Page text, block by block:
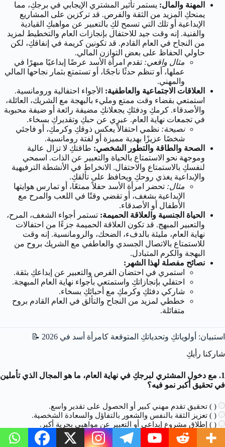
المهنة والمال: يستمر تأثير المشتري الإيجابي في برجكِ، مما
يمنحكِ المزيد من الثقة والفرص. قد تركزين على المشاريع
الإبداعية أو تلك التي تسمح لكِ بالتعبير عن مواهبكِ القيادية
والفنية. إنه وقت جيد للاحتفال بإنجازات العام والتخطيط لمزيد
من النجاح في العام القادم. قد تكونين كريمة في إنفاقكِ، لكن
حاولي الحفاظ على بعض التوازن المالي.
مثال واقعي: تقدم امرأة الأسد عرضًا إبداعيًا مبهرًا في
عملها، أو تنظم حدثًا ناجحًا، أو تستمتع بثمار نجاحها المالي
والمهني.
العلاقات الاجتماعية والعاطفية: الأجواء احتفالية ورومانسية.
استمتعي بقضاء وقت ممتع ومليء بالبهجة مع الشريك، العائلة،
والأصدقاء. كرمكِ ودفئكِ يجعلانكِ مضيفة رائعة أو ضيفة محبوبة
في تجمعات نهاية العام. عبري عن حبكِ وتقديركِ بسخاء.
نصيحة: نظمي احتفالاً يعكس ذوقكِ وكرمكِ، أو فاجئي
شخصًا عزيزًا بهدية مميزة أو لفتة رومانسية.
الصحة والطاقة والتطور الشخصي: طاقتكِ لا تزال عالية
وموجهة نحو الاستمتاع بالحياة والتعبير عن الذات. اسمحي
لنفسكِ بالاستمتاع والاحتفال. الانخراط في الأنشطة الترفيهية
والإبداعية يغذي روحكِ ويحافظ على تألقكِ.
مثال: تحضر امرأة الأسد حفلاً ممتعًا، أو تمارس هوايتها
الإبداعية بشغف، أو تقضي وقتًا في اللعب والمرح مع
الأطفال أو الأصدقاء.
الحياة الجنسية والعلاقة الحميمة: تستمر أجواء الشغف، المرح،
والتعبير المبهج. قد تكون العلاقة الحميمة جزءًا من احتفالات
نهاية العام، مليئة بالدفء، الضحك، والرومانسية. إنه وقت
للاستمتاع بالاتصال الجسدي والعاطفي مع الشريك بروح من
البهجة والكرم المتبادل.
نصائح مفصلة لهذا الشهر:
استمري في احتضان الفرص والتعبير عن إبداعكِ بثقة.
احتفلي بإنجازاتكِ واستمتعي بأجواء نهاية العام المبهجة.
شاركي دفئكِ وكرمكِ مع أحبائكِ بسخاء.
خططي لمزيد من النجاح والتألق في العام القادم بروح
متفائلة.
استبيان: أولوياتكِ وتحدياتكِ المتوقعة كامرأة أسد في 2026 📝
شاركنا رأيكِ
1. مع دخول المشتري لبرجكِ في نهاية العام، ما هو المجال الذي تأملين
في تحقيق أكبر نمو فيه؟
( ) تحقيق تقدم مهني كبير أو الحصول على تقدير واسع.
( ) تعزيز الثقة بالنفس والشعور بالتفاؤل والسعادة الشخصية.
( ) إطلاق مشروع إبداعي أو التعبير عن مواهبي بحرية أكبر.
( ) تحسين العلاقات الشخصية وجذب المزيد من الحب والمرح.